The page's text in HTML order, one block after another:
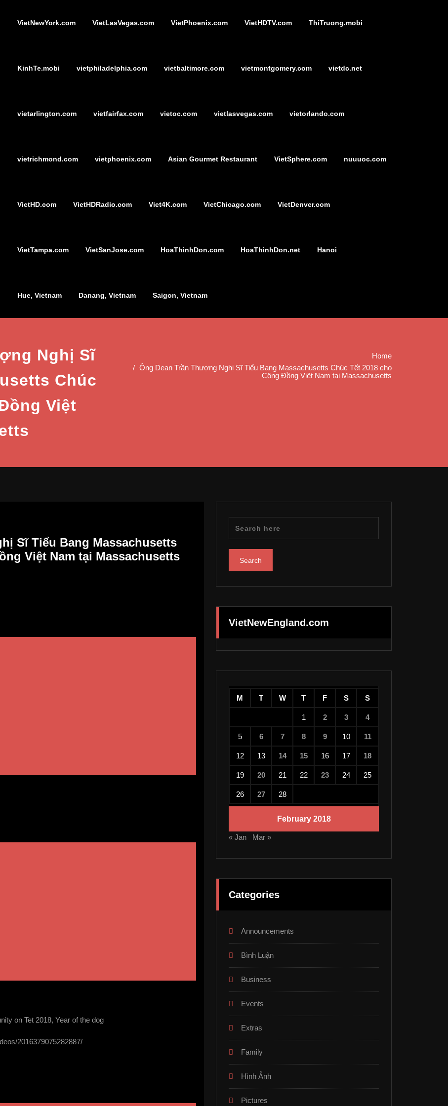
VietNewYork.com VietLasVegas.com VietPhoenix.com VietHDTV.com ThiTruong.mobi
KinhTe.mobi vietphiladelphia.com vietbaltimore.com vietmontgomery.com vietdc.net
vietarlington.com vietfairfax.com vietoc.com vietlasvegas.com vietorlando.com
vietrichmond.com vietphoenix.com Asian Gourmet Restaurant VietSphere.com nuuuoc.com
VietHD.com VietHDRadio.com Viet4K.com VietChicago.com VietDenver.com
VietTampa.com VietSanJose.com HoaThinhDon.com HoaThinhDon.net Hanoi
Hue, Vietnam Danang, Vietnam Saigon, Vietnam
Nghị Sĩ
Chúc
Việt
Home
Ông Dean Trần Thượng Nghị Sĩ Tiểu Bang Massachusetts Chúc Tết 2018 cho
Cộng Đồng Việt Nam tại Massachusetts
Sĩ Tiểu Bang Massachusetts
Việt Nam tại Massachusetts
on Tet 2018, Year of the dog
2016379075282887/
VietNewEngland.com
February 2018
M T W T F S S
1 2 3 4
5 6 7 8 9 10 11
12 13 14 15 16 17 18
19 20 21 22 23 24 25
26 27 28
« Jan Mar »
Categories
Announcements
Bình Luận
Business
Events
Extras
Family
Hình Ảnh
Pictures